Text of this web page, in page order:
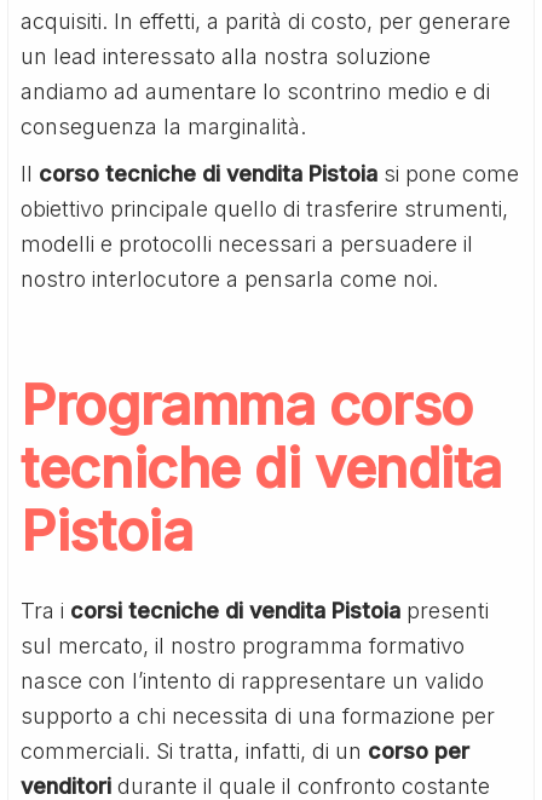
acquisiti. In effetti, a parità di costo, per generare
un lead interessato alla nostra soluzione
andiamo ad aumentare lo scontrino medio e di
conseguenza la marginalità.
Il corso tecniche di vendita Pistoia si pone come
obiettivo principale quello di trasferire strumenti,
modelli e protocolli necessari a persuadere il
nostro interlocutore a pensarla come noi.
Programma corso
tecniche di vendita
Pistoia
Tra i corsi tecniche di vendita Pistoia presenti
sul mercato, il nostro programma formativo
nasce con l’intento di rappresentare un valido
supporto a chi necessita di una formazione per
commerciali. Si tratta, infatti, di un corso per
venditori durante il quale il confronto costante